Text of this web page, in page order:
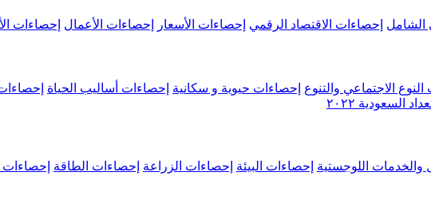
الشامل إحصاءات الاقتصاد الرقمي إحصاءات الأسعار إحصاءات الأعمال إحصاءات
الاجتماعي والتنوع إحصاءات حيوية و سكانية إحصاءات أساليب الحياة
السعودية ٢٠٢٢
والخدمات اللوجستية إحصاءات البيئة إحصاءات الزراعة إحصاءات الطاقة إحصاءات